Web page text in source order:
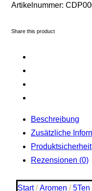
Artikelnummer:
Share this product
Beschreibung
Zusätzliche
Produktsicherheit
Rezensionen (0)
Start/Aromen /5Ten